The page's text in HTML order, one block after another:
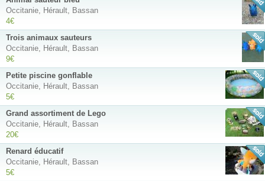
Occitanie, Hérault, Bassan
4€
Trois animaux sauteurs
Occitanie, Hérault, Bassan
9€
Petite piscine gonflable
Occitanie, Hérault, Bassan
5€
Grand assortiment de Lego
Occitanie, Hérault, Bassan
20€
Renard éducatif
Occitanie, Hérault, Bassan
5€